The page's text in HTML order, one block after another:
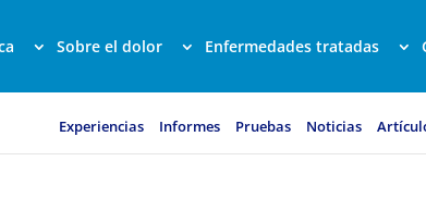
Sobre el dolor Enfermedades tratadas
Experiencias Informes Pruebas Noticias